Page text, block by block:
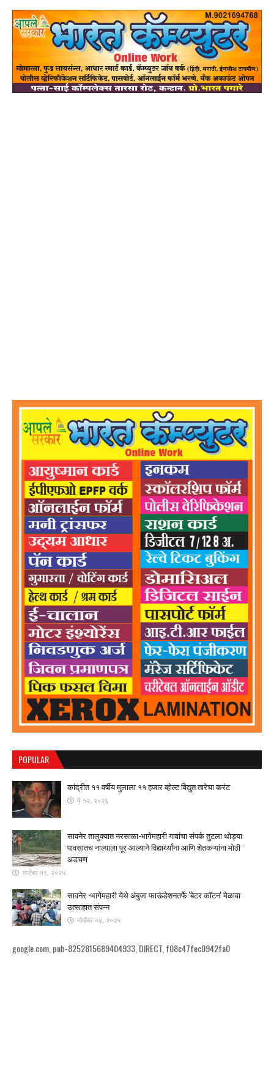
POPULAR
कांद्रीत ११ वर्षीय मुलाला ११ हजार व्होल्ट विद्युत तारेचा करंट
मे १२, २०२६
सावनेर तालुक्यात नरसाळा-भागेमहारी गावांचा संपर्क तुटला ​थोड्या
पावसातच नाल्याला पूर आल्याने विद्यार्थ्यांना आणि शेतकऱ्यांना मोठी
अडचण
सप्टेंबर १९, २०२५
सावनेर -भागेमहारी येथे अंबुजा फाऊंडेशनतर्फे 'बेटर कॉटन' मेळावा
उत्साहात संपन्न
नोव्हेंबर ०४, २०२५
google.com, pub-8252815689404933, DIRECT, f08c47fec0942fa0